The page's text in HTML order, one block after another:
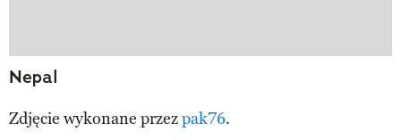
Nepal
Zdjęcie wykonane przezpak76.